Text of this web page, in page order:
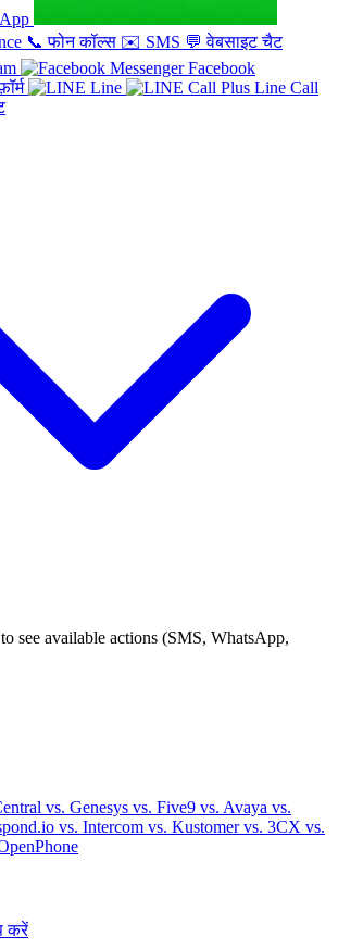
📞 फोन कॉल्स ✉️ SMS 💬 वेबसाइट चैट
Facebook
Line
Line Call
see available actions (SMS, WhatsApp,
vs. Genesys vs. Five9 vs. Avaya vs.
vs. Intercom vs. Kustomervs. 3CX vs.
करें